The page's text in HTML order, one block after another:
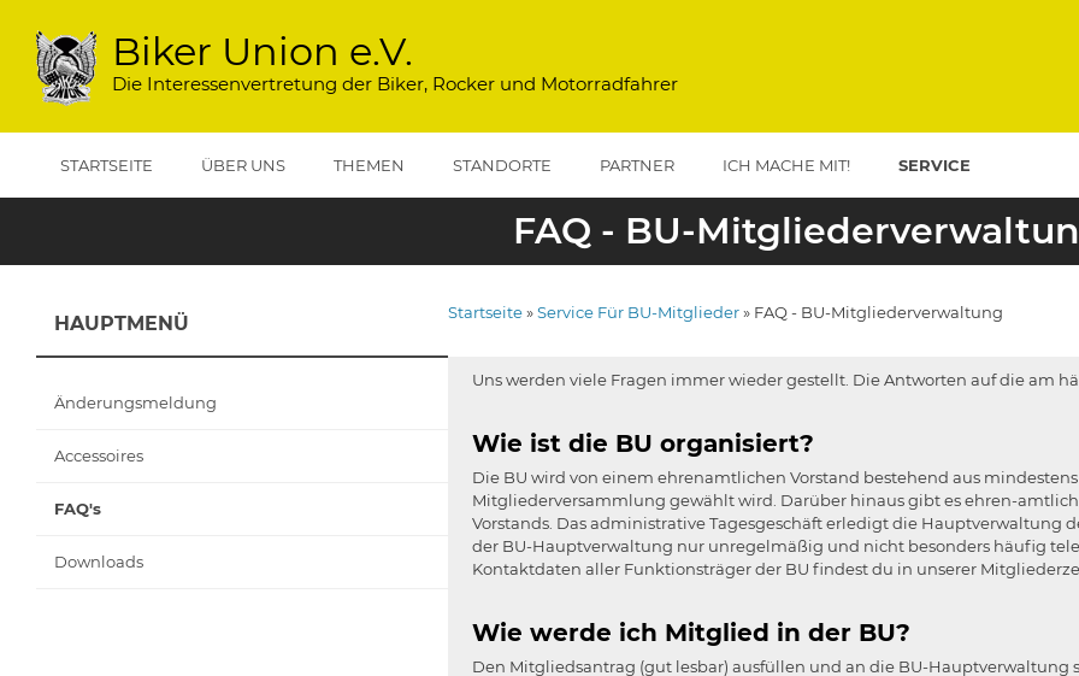
Inhalt
Biker Union e.V.
Die Interessenvertretung der Biker, Rocker und Motorradfahrer
STARTSEITE ÜBER UNS THEMEN STANDORTE PARTNER ICH MACHE MIT! SERVICE
FAQ - BU-
HAUPTMENÜ
Änderungsmeldung
Accessoires
FAQ's
Downloads
Startseite Service Für BU-Mitglieder FAQ - BU-Mitgliederverwaltung
Uns werden viele Fragen immer wieder gestellt. Die Antworten auf die am
Wie ist die BU organisiert?
Die BU wird von einem ehrenamtlichen Vorstand bestehend aus
Mitgliederversammlung gewählt wird. Darüber hinaus gibt es ehren-
Vorstands. Das administrative Tagesgeschäft erledigt die Hauptverwaltung
der BU-Hauptverwaltung nur unregelmäßig und nicht besonders häufig
Kontaktdaten aller Funktionsträger der BU findest du in unserer
Wie werde ich Mitglied in der BU?
Den Mitgliedsantrag (gut lesbar) ausfüllen und an die BU-